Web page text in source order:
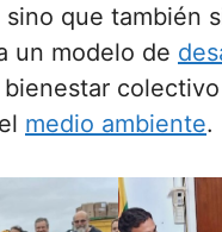
que también
un modelo de
medio ambiente.